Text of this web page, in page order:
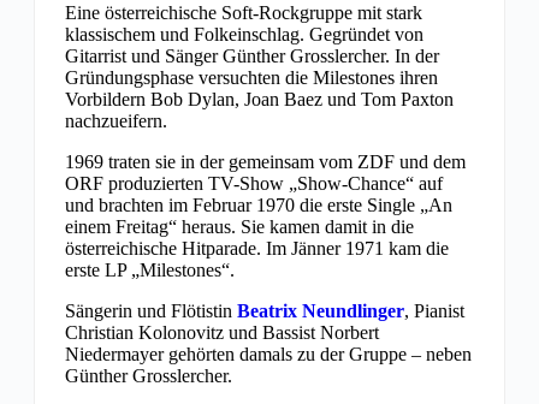
Eine österreichische Soft-Rockgruppe mit stark
klassischem und Folkeinschlag. Gegründet von
Gitarrist und Sänger Günther Grosslercher. In der
Gründungsphase versuchten die Milestones ihren
Vorbildern Bob Dylan, Joan Baez und Tom Paxton
nachzueifern.
1969 traten sie in der gemeinsam vom ZDF und dem
ORF produzierten TV-Show „Show-Chance“ auf
und brachten im Februar 1970 die erste Single „An
einem Freitag“ heraus. Sie kamen damit in die
österreichische Hitparade. Im Jänner 1971 kam die
erste LP „Milestones“.
Sängerin und Flötistin Beatrix Neundlinger, Pianist
Christian Kolonovitz und Bassist Norbert
Niedermayer gehörten damals zu der Gruppe – neben
Günther Grosslercher.